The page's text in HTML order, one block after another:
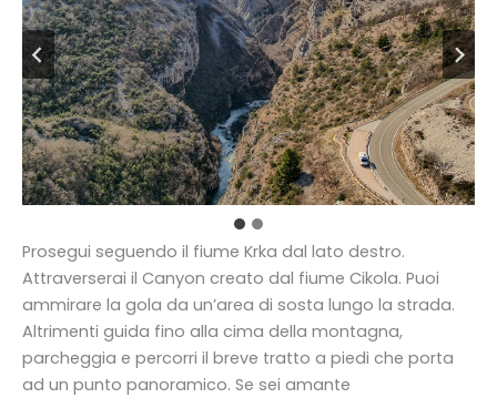
Prosegui seguendo il fiume Krka dal lato destro.
Attraverserai il Canyon creato dal fiume Cikola. Puoi
ammirare la gola da un’area di sosta lungo la strada.
Altrimenti guida fino alla cima della montagna,
parcheggia e percorri il breve tratto a piedi che porta
ad un punto panoramico. Se sei amante